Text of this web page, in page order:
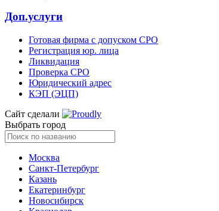
Доп.услуги
Готовая фирма с допуском СРО
Регистрация юр. лица
Ликвидация
Проверка СРО
Юридический адрес
КЭП (ЭЦП)
Сайт сделали
Выбрать город
Москва
Санкт-Петербург
Казань
Екатеринбург
Новосибирск